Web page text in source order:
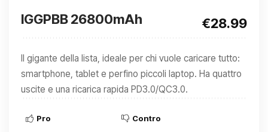
IGGPBB 26800mAh €28.99
Il gigante della lista, ideale per chi vuole caricare tutto:
smartphone, tablet e perfino piccoli laptop. Ha quattro
uscite e una ricarica rapida PD3.0/QC3.0.
Pro Contro